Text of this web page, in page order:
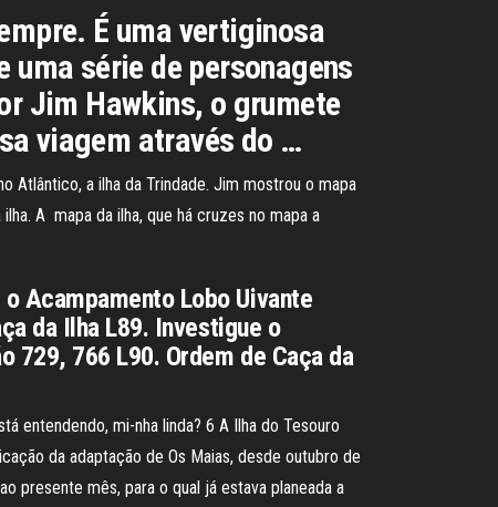
É uma vertiginosa
série de personagens
Jim Hawkins, o grumete
viagem através do …
Atlântico, a ilha da Trindade. Jim mostrou o mapa
A mapa da ilha, que há cruzes no mapa a
Acampamento Lobo Uivante
da Ilha L89. Investigue o
729, 766 L90. Ordem de Caça da
entendendo, mi-nha linda? 6 A Ilha do Tesouro
da adaptação de Os Maias, desde outubro de
presente mês, para o qual já estava planeada a